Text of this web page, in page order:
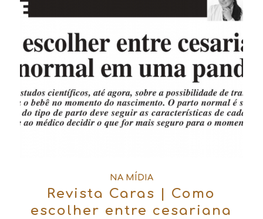
NA MÍDIA
Revista Caras | Como
escolher entre cesariana